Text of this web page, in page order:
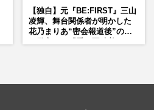
【独自】元『BE:FIRST』三山
凌輝、舞台関係者が明かした
花乃まりあ“密会報道後”の呆